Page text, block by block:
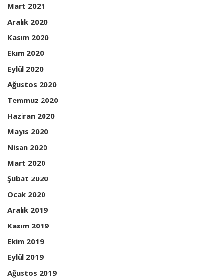
Mart 2021
Aralık 2020
Kasım 2020
Ekim 2020
Eylül 2020
Ağustos 2020
Temmuz 2020
Haziran 2020
Mayıs 2020
Nisan 2020
Mart 2020
Şubat 2020
Ocak 2020
Aralık 2019
Kasım 2019
Ekim 2019
Eylül 2019
Ağustos 2019